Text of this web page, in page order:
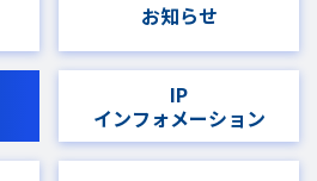
お知らせ
IP
インフォメーション